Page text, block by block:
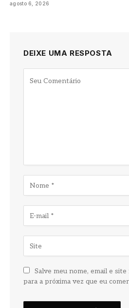
agosto 6, 2026
DEIXE UMA RESPOSTA
Salve meu nome, email e
para a próxima vez que eu